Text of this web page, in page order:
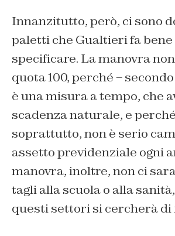
Innanzitutto, però, ci sono
paletti che Gualtieri fa bene
specificare. La manovra
quota 100, perché –
è una misura a tempo, che
scadenza naturale, e
soprattutto, non è serio
assetto previdenziale ogni
manovra, inoltre, non ci
tagli alla scuola o alla
questi settori si cercherà di